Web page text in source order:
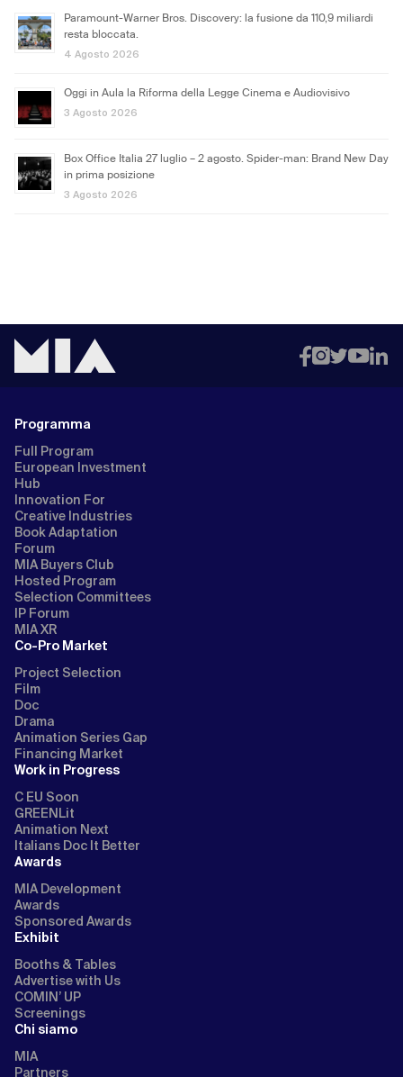
Paramount-Warner Bros. Discovery: la fusione da 110,9 miliardi
resta bloccata.
4 Agosto 2026
Oggi in Aula la Riforma della Legge Cinema e Audiovisivo
3 Agosto 2026
Box Office Italia 27 luglio – 2 agosto. Spider-man: Brand New Day
in prima posizione
3 Agosto 2026
Programma
Full Program
European Investment
Hub
Innovation For
Creative Industries
Book Adaptation
Forum
MIA Buyers Club
Hosted Program
Selection Committees
IP Forum
MIA XR
Co-Pro Market
Project Selection
Film
Doc
Drama
Animation Series Gap
Financing Market
Work in Progress
C EU Soon
GREENLit
Animation Next
Italians Doc It Better
Awards
MIA Development
Awards
Sponsored Awards
Exhibit
Booths & Tables
Advertise with Us
COMIN’ UP
Screenings
Chi siamo
MIA
Partners